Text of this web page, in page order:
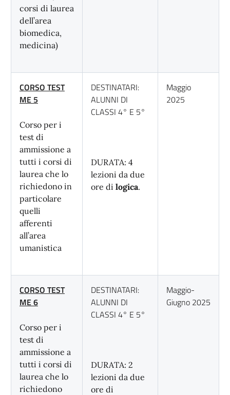
corsi di laurea
dell’area
biomedica,
medicina)
CORSO TEST
ME 5
Corso per i
test di
ammissione a
tutti i corsi di
laurea che lo
richiedono in
particolare
quelli
afferenti
all’area
umanistica
DESTINATARI:
ALUNNI DI
CLASSI 4° E 5°
DURATA: 4
lezioni da due
ore di logica.
Maggio
2025
CORSO TEST
ME 6
Corso per i
test di
ammissione a
tutti i corsi di
laurea che lo
richiedono
DESTINATARI:
ALUNNI DI
CLASSI 4° E 5°
DURATA: 2
lezioni da due
ore di
Maggio-
Giugno 2025